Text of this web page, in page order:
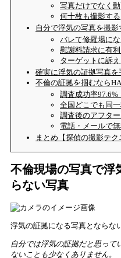
写真だけでなく
何十枚も撮影する
自分で浮気の写真を撮影
バレて修羅場に
慰謝料請求に有
ターゲットに訴
確実に浮気の証拠写真
不倫の証拠を掴むなら
調査成功率97.6%
全国どこでも同
調査後のアフタ
電話・メールで
まとめ【探偵の撮影テク
不倫現場の写真で浮
らない写真
浮気の証拠になる写真とならな
自分では浮気の証拠だと思って
ないことも少なくありません。